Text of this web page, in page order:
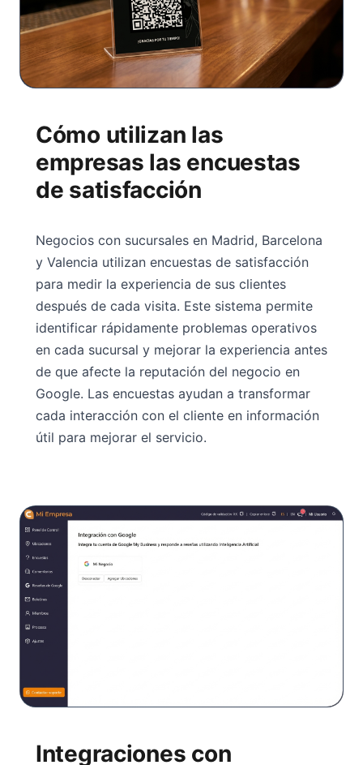
Cómo utilizan las
empresas las encuestas
de satisfacción
Negocios con sucursales en Madrid, Barcelona
y Valencia utilizan encuestas de satisfacción
para medir la experiencia de sus clientes
después de cada visita. Este sistema permite
identificar rápidamente problemas operativos
en cada sucursal y mejorar la experiencia antes
de que afecte la reputación del negocio en
Google. Las encuestas ayudan a transformar
cada interacción con el cliente en información
útil para mejorar el servicio.
Integraciones con